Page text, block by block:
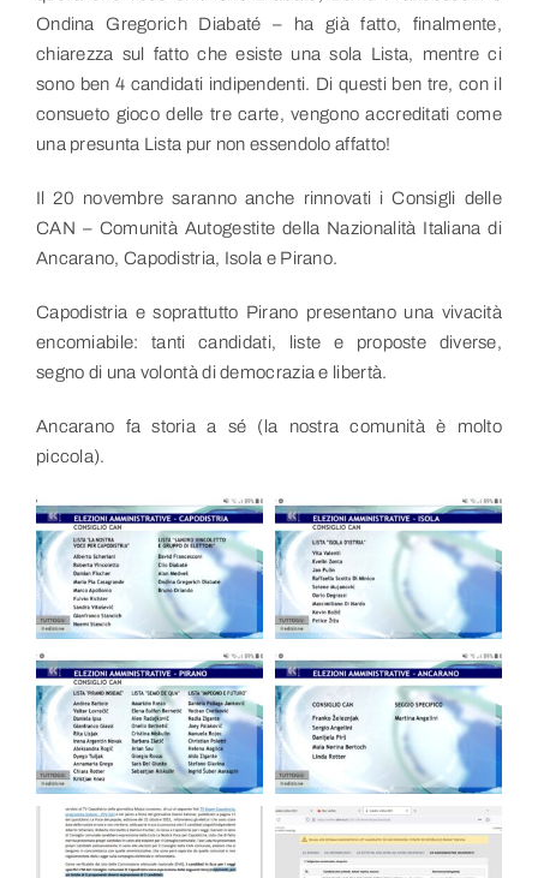
Ondina Gregorich Diabaté – ha già fatto, finalmente,
chiarezza sul fatto che esiste una sola Lista, mentre ci
sono ben 4 candidati indipendenti. Di questi ben tre, con il
consueto gioco delle tre carte, vengono accreditati come
una presunta Lista pur non essendolo affatto!
Il 20 novembre saranno anche rinnovati i Consigli delle
CAN – Comunità Autogestite della Nazionalità Italiana di
Ancarano, Capodistria, Isola e Pirano.
Capodistria e soprattutto Pirano presentano una vivacità
encomiabile: tanti candidati, liste e proposte diverse,
segno di una volontà di democrazia e libertà.
Ancarano fa storia a sé (la nostra comunità è molto
piccola).